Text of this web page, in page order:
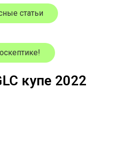
статьи
купе 2022